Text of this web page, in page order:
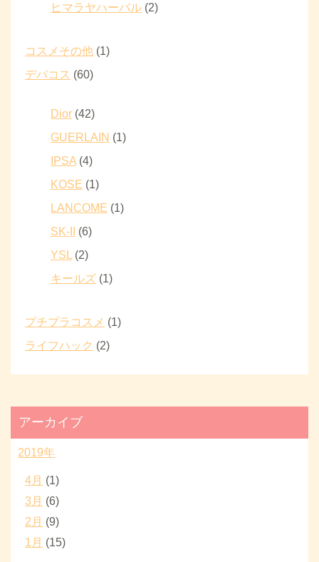
ヒマラヤハーバル (2)
コスメその他 (1)
デパコス (60)
Dior (42)
GUERLAIN (1)
IPSA (4)
KOSE (1)
LANCOME (1)
SK-II
(6)
YSL (2)
キールズ (1)
プチプラコスメ (1)
ライフハック (2)
アーカイブ
2019年
4月 (1)
3月 (6)
2月 (9)
1月 (15)